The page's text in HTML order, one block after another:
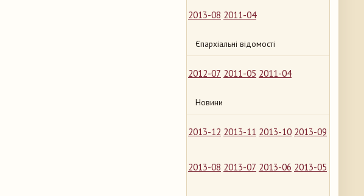
2013-08 2011-04
Єпархіальні відомості
2012-07 2011-05 2011-04
Новини
2013-12 2013-11 2013-10 2013-09
2013-08 2013-07 2013-06 2013-05